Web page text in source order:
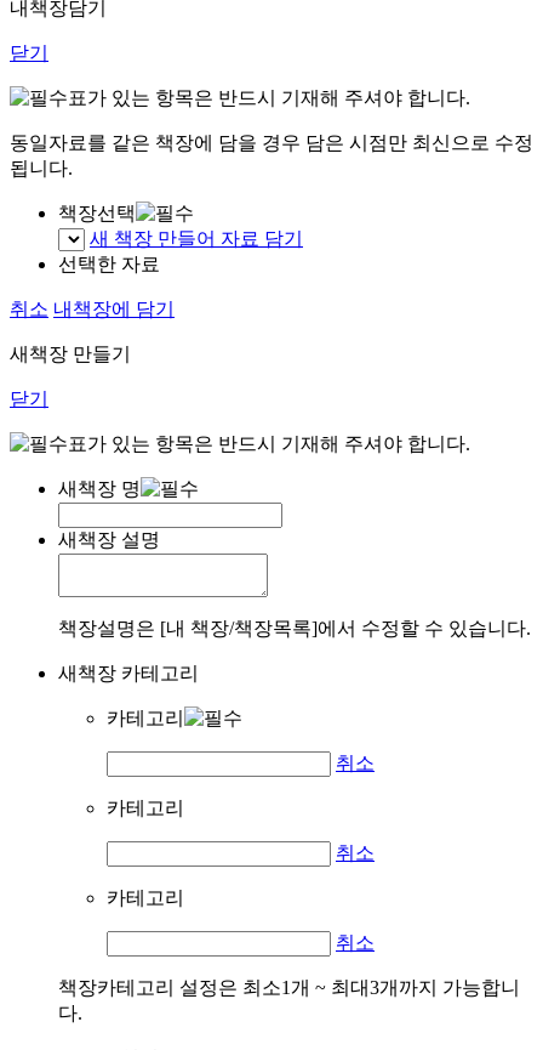
내책장담기
닫기
표가 있는 항목은 반드시 기재해 주셔야 합니다.
동일자료를 같은 책장에 담을 경우 담은 시점만 최신으로 수정
됩니다.
책장선택
새 책장 만들어 자료 담기
선택한 자료
취소 내책장에 담기
새책장 만들기
닫기
표가 있는 항목은 반드시 기재해 주셔야 합니다.
새책장 명
새책장 설명
책장설명은 [내 책장/책장목록]에서 수정할 수 있습니다.
새책장 카테고리
카테고리
취소
카테고리
취소
카테고리
취소
책장카테고리 설정은 최소1개 ~ 최대3개까지 가능합니
다.